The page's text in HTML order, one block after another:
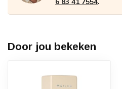
Door jou bekeken